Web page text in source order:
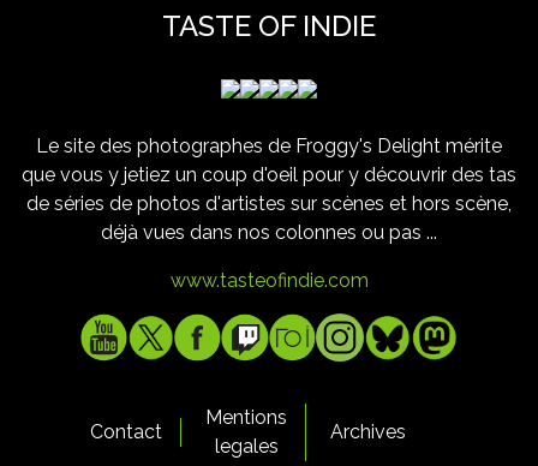
TASTE OF INDIE
Le site des photographes de Froggy's Delight mérite
que vous y jetiez un coup d'oeil pour y découvrir des tas
de séries de photos d'artistes sur scènes et hors scène,
déjà vues dans nos colonnes ou pas ...
www.tasteofindie.com
Contact
Mentions
legales
Archives